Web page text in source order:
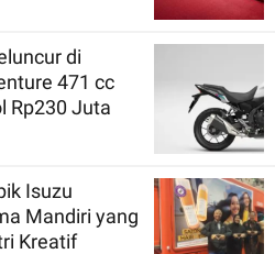
di
471 cc
Rp230 Juta
Isuzu
Mandiri yang
Kreatif